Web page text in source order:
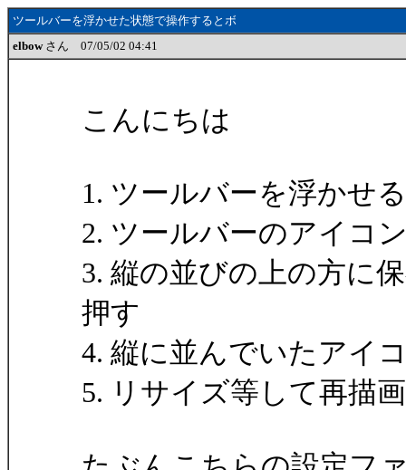
ツールバーを浮かせた状態で操作するとボ
elbowさん 07/05/02 04:41
こんにちは
1. ツールバーを浮かせる
2. ツールバーのアイコ
3. 縦の並びの上の方に
押す
4. 縦に並んでいたアイ
5. リサイズ等して再描